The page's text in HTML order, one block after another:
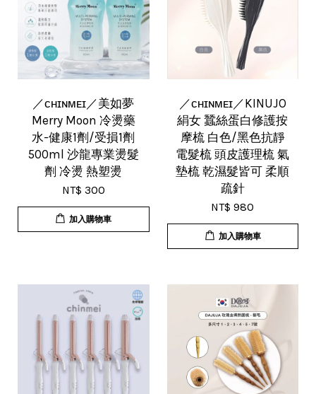
／ᴄʜɪɴᴍᴇɪ／美如夢
Merry Moon 冷燙藥
水-健康1劑/受損1劑
500ml 沙龍專業燙髮
劑 冷燙 熱塑燙
NT$ 300
加入購物車
／ᴄʜɪɴᴍᴇɪ／KINUJO
絹女 蠶絲蛋白修護按
摩梳 白色/黑色抗靜
電髮梳 頭皮護理梳 氣
墊梳 乾濕髮皆可 柔順
疏針
NT$ 980
加入購物車